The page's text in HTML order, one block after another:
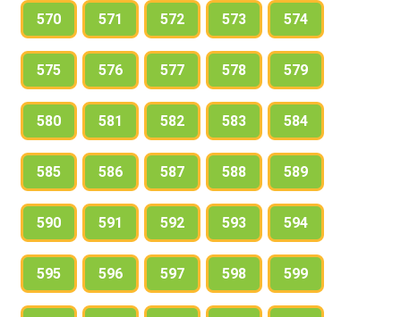
570 571 572 573 574
575 576 577 578 579
580 581 582 583 584
585 586 587 588 589
590 591 592 593 594
595 596 597 598 599